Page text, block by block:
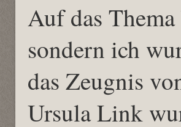
Auf das
sondern ich
das Zeugnis
Ursula Link